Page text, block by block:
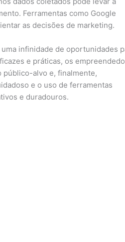
Ferramentas como Google
as decisões de marketing.
infinidade de oportunidades
e práticas, os
público-alvo e, finalmente,
e o uso de ferramentas
e duradouros.